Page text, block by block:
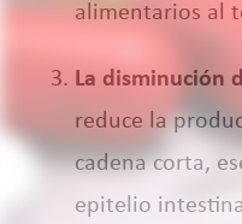
alimentarios al
La disminución
reduce la
cadena corta,
epitelio